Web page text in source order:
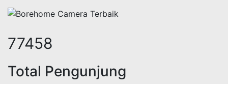
95119
Total Pengunjung